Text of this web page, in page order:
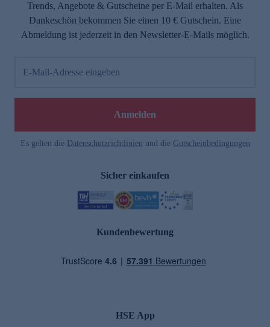
Trends, Angebote & Gutscheine per E-Mail erhalten. Als
Dankeschön bekommen Sie einen 10 € Gutschein. Eine
Abmeldung ist jederzeit in den Newsletter-E-Mails möglich.
E-Mail-Adresse eingeben
Anmelden
Es gelten die Datenschutzrichtlinien und die Gutscheinbedingungen
Sicher einkaufen
Kundenbewertung
HSE App